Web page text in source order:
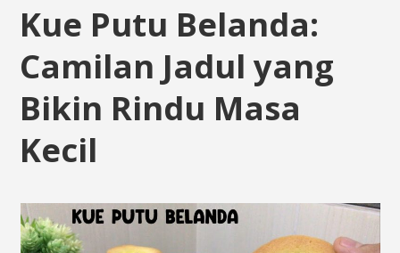
Kue Putu Belanda:
Camilan Jadul yang
Bikin Rindu Masa
Kecil